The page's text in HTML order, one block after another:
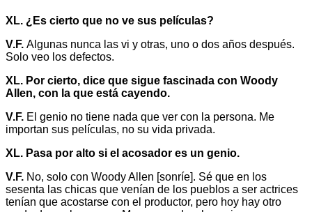
XL. ¿Es cierto que no ve sus películas?
V.F. Algunas nunca las vi y otras, uno o dos años después.
Solo veo los defectos.
XL. Por cierto, dice que sigue fascinada con Woody
Allen, con la que está cayendo.
V.F. El genio no tiene nada que ver con la persona. Me
importan sus películas, no su vida privada.
XL. Pasa por alto si el acosador es un genio.
V.F. No, solo con Woody Allen [sonríe]. Sé que en los
sesenta las chicas que venían de los pueblos a ser actrices
tenían que acostarse con el productor, pero hoy hay otro